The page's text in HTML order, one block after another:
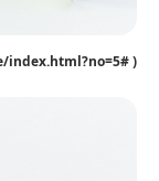
)